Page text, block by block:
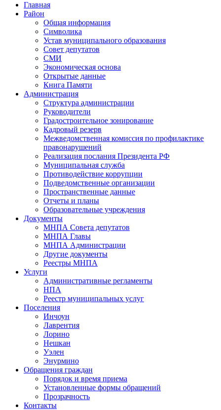
Главная
Район
Общая информация
Символика
Устав муниципального образования
Совет депутатов
СМИ
Экономическая основа
Открытые данные
Книга Памяти
Администрация
Структура администрации
Руководители
Градостроительное зонирование
Кадровый резерв
Межведомственная комиссия по профилактике
правонарушений
Реализация послания Президента РФ
Муниципальная служба
Противодействие коррупции
Подведомственные организации
Пространственные данные
Отчеты и планы
Образовательные учреждения
Документы
МНПА Совета депутатов
МНПА Главы
МНПА Администрации
Другие документы
Реестры МНПА
Услуги
Административные регламенты
НПА
Реестр муниципальных услуг
Поселения
Инчоун
Лаврентия
Лорино
Нешкан
Уэлен
Энурмино
Обращения граждан
Порядок и время приема
Установленные формы обращений
Прозрачность
Контакты